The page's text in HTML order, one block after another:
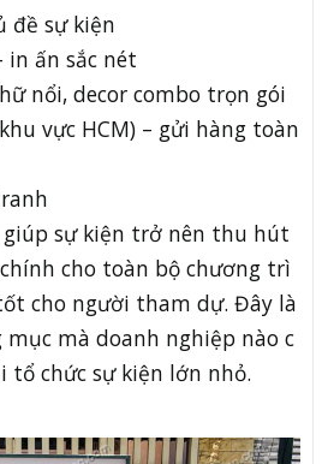
đề sự kiện
in ấn sắc nét
nổi, decor combo trọn gói
vực HCM) – gửi hàng toàn
giúp sự kiện trở nên thu hút
cho toàn bộ chương trì
cho người tham dự. Đây là
mà doanh nghiệp nào c
tổ chức sự kiện lớn nhỏ.